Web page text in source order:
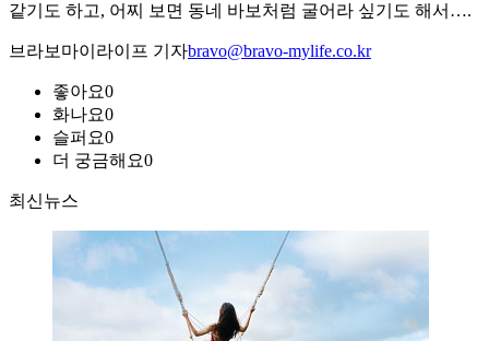
같기도 하고, 어찌 보면 동네 바보처럼 굴어라 싶기도 해서….
브라보마이라이프 기자bravo@bravo-mylife.co.kr
좋아요0
화나요0
슬퍼요0
더 궁금해요0
최신뉴스